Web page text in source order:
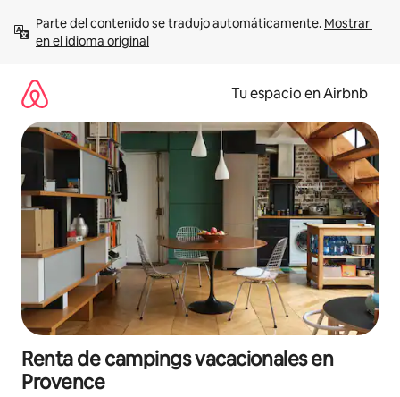
contenido
Parte del contenido se tradujo automáticamente. Mostrar
en el idioma original
Tu espacio en Airbnb
Renta de campings vacacionales en
Provence